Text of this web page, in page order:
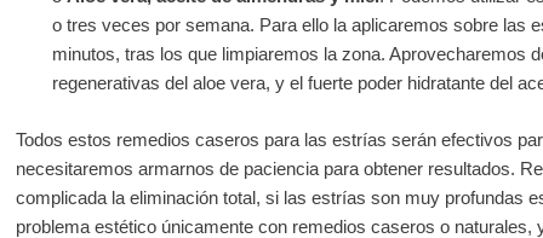
o tres veces por semana. Para ello la aplicaremos sobre las
minutos, tras los que limpiaremos la zona. Aprovecharemos
regenerativas del aloe vera, y el fuerte poder hidratante del
Todos estos remedios caseros para las estrías serán efectivos
necesitaremos armarnos de paciencia para obtener resultados.
complicada la eliminación total, si las estrías son muy profundas
problema estético únicamente con remedios caseros o naturales,